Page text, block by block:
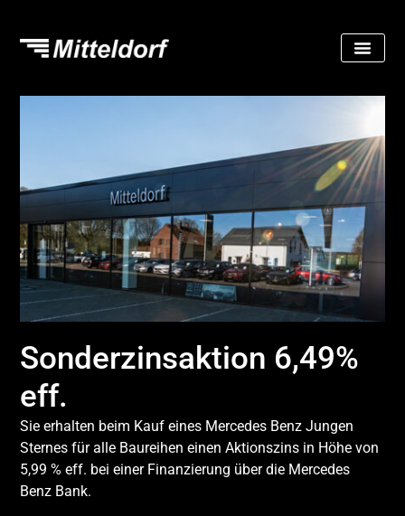
Sonderzinsaktion 6,49%
eff.
Sie erhalten beim Kauf eines Mercedes Benz Jungen
Sternes für alle Baureihen einen Aktionszins in Höhe von
5,99 % eff. bei einer Finanzierung über die Mercedes
Benz Bank.